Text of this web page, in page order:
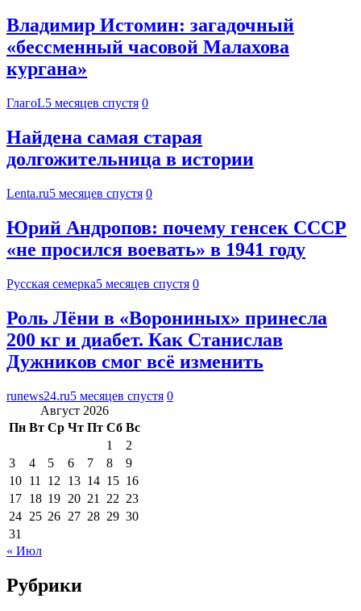
Владимир Истомин: загадочный
«бессменный часовой Малахова
кургана»
ГлагоL5 месяцев спустя 0
Найдена самая старая
долгожительница в истории
Lenta.ru5 месяцев спустя 0
Юрий Андропов: почему генсек СССР
«не просился воевать» в 1941 году
Русская семерка5 месяцев спустя 0
Роль Лёни в «Ворониных» принесла
200 кг и диабет. Как Станислав
Дужников смог всё изменить
runews24.ru5 месяцев спустя 0
Август 2026
Пн Вт Ср Чт Пт Сб Вс
1
2
3
4 5 6 7 8
9
10 11 12 13 14 15 16
17 18 19 20 21 22 23
24 25 26 27 28 29 30
31
« Июл
Рубрики